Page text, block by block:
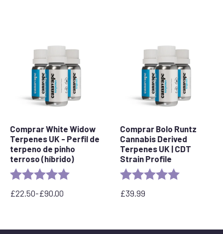
£90,00
Comprar White Widow
Terpenes UK - Perfil de
terpeno de pinho
terroso (híbrido)
Rating: 5.0 out of 5 stars
£22.50-£90.00
Faixa
£22,50
Comprar Bolo Runtz
Cannabis Derived
Terpenes UK | CDT
Strain Profile
Rating: 5.0 out of 5
£39.99